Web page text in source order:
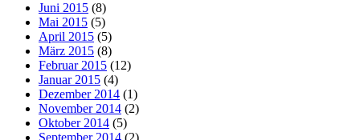
Juni 2015 (8)
Mai 2015 (5)
April 2015 (5)
März 2015 (8)
Februar 2015 (12)
Januar 2015 (4)
Dezember 2014 (1)
November 2014 (2)
Oktober 2014 (5)